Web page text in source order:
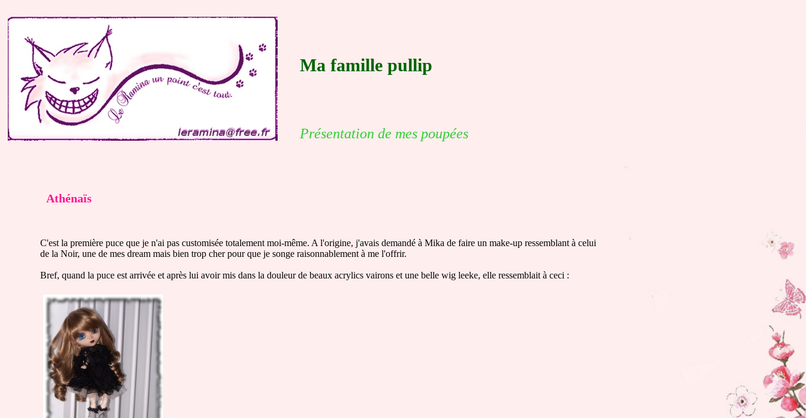
Ma famille pullip
Présentation de mes poupées
Athénaïs
C'est la première puce que je n'ai pas customisée totalement moi-même. A l'origine, j'avais demandé à Mika de faire un make-up ressemblant à celui
de la Noir, une de mes dream mais bien trop cher pour que je songe raisonnablement à me l'offrir.
Bref, quand la puce est arrivée et après lui avoir mis dans la douleur de beaux acrylics vairons et une belle wig leeke, elle ressemblait à ceci :